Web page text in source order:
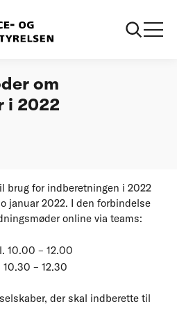
om
i 2022
brug for indberetningen i 2022
januar 2022. I den forbindelse
online via teams:
10.00 – 12.00
10.30 – 12.30
der skal indberette til